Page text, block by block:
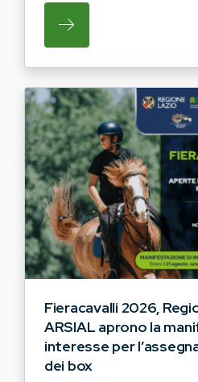
SU REGIONE
Fieracavalli 2026,
ARSIAL aprono la
interesse per
dei box